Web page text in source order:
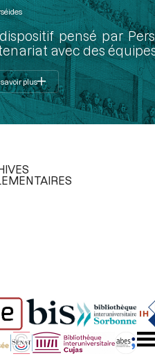
pensé par
avec des
savoir plus